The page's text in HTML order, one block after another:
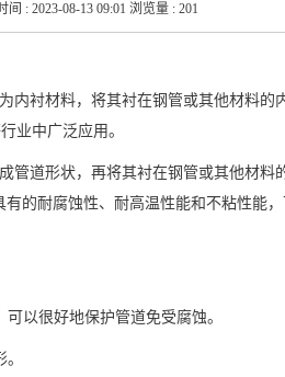
: 2023-08-13 09:01 浏览量 : 201
内衬材料，将其衬在钢管或其他材料的
业中广泛应用。
管道形状，再将其衬在钢管或其他材料
的耐腐蚀性、耐高温性能和不粘性能
以很好地保护管道免受腐蚀。